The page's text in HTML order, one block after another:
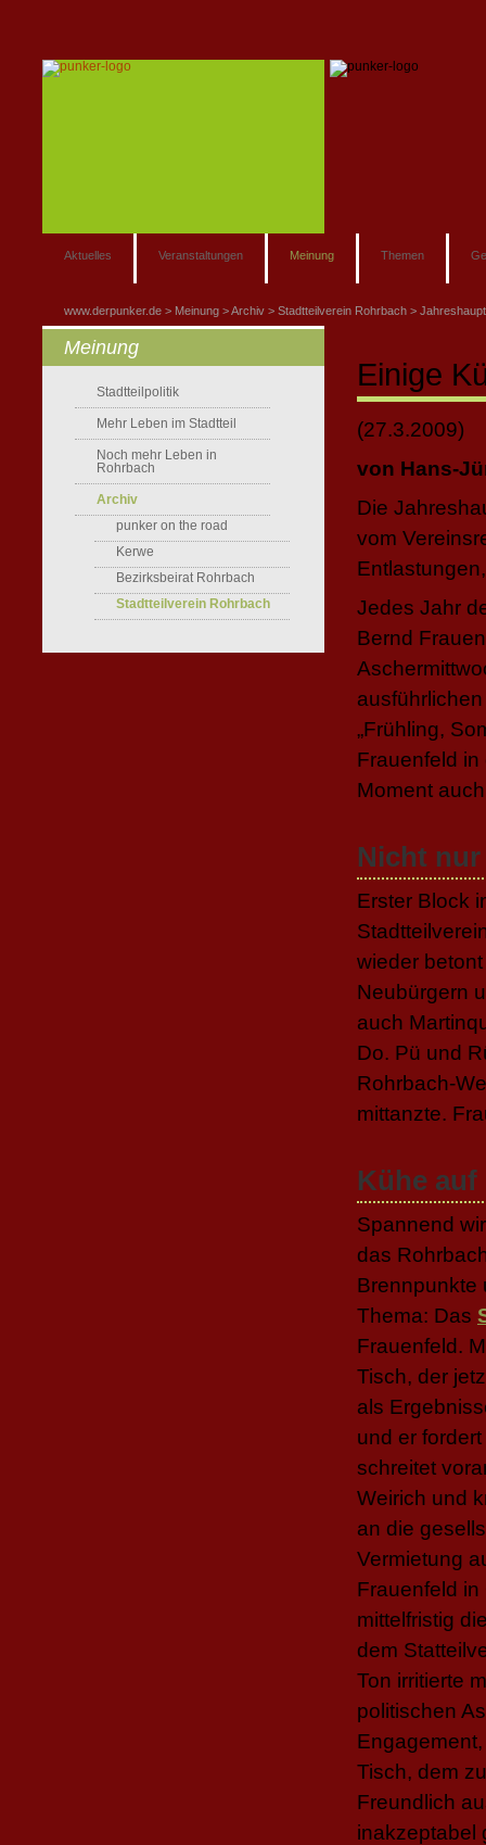
Aktuelles Veranstaltungen Meinung Themen
www.derpunker.de Meinung Archiv Stadtteilverein Rohrbach
Einige
(27.3.2009)
von Hans-
Die
vom
Jedes Jahr
Bernd
„Frühling,
Frauenfeld
Moment
Nicht nur
Erster Block
wieder
Neubürgern
auch
Do. Pü und
Rohrbach-
mittanzte.
Kühe auf
Spannend
das
Brennpunkte
Thema: Das
Frauenfeld.
Tisch, der
als
und er
schreitet
Weirich und
an die
Vermietung
Frauenfeld
mittelfristig
dem
Ton irritierte
politischen
Tisch, dem
Freundlich
inakzeptabel
Meinung
Stadtteilpolitik
Mehr Leben im Stadtteil
Noch mehr Leben in
Rohrbach
Archiv
punker on the road
Kerwe
Bezirksbeirat Rohrbach
Stadtteilverein Rohrbach